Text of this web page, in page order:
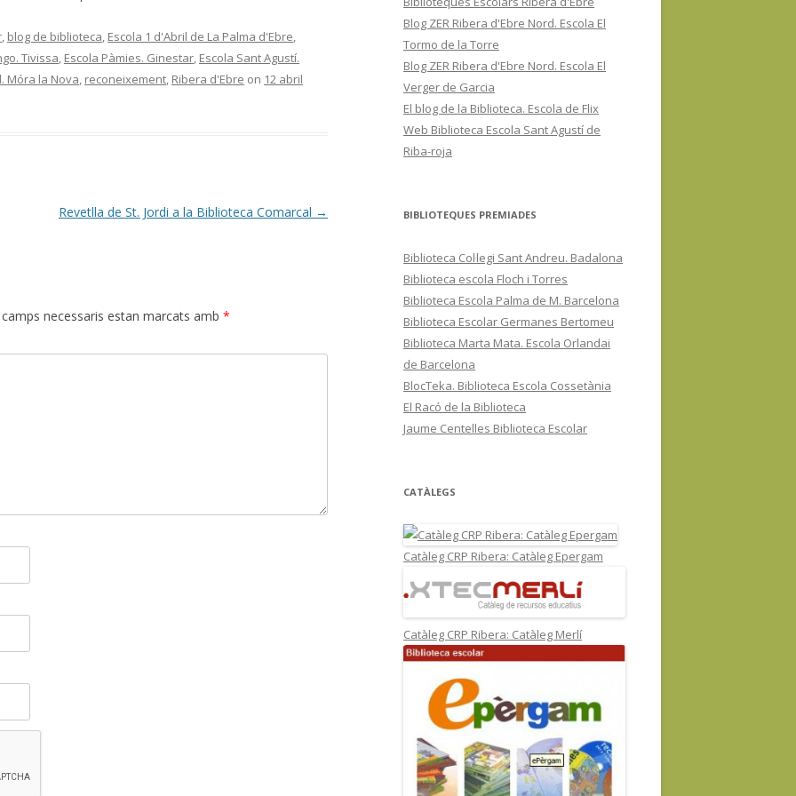
blog de biblioteca Escola 1 d'Abril de La Palma d'Ebre
Tivissa Escola Pàmies. Ginestar Escola Sant Agustí.
Móra la Nova reconeixement Ribera d'Ebre on 12 abril
Revetlla de St. Jordi a la Biblioteca Comarcal →
camps necessaris estan marcats amb *
Blog ZER Ribera d'Ebre Nord. Escola El
Tormo de la Torre
Blog ZER Ribera d'Ebre Nord. Escola El
Verger de Garcia
El blog de la Biblioteca. Escola de Flix
Web Biblioteca Escola Sant Agustí de
Riba-roja
BIBLIOTEQUES PREMIADES
Biblioteca Col·legi Sant Andreu. Badalona
Biblioteca escola Floch i Torres
Biblioteca Escola Palma de M. Barcelona
Biblioteca Escolar Germanes Bertomeu
Biblioteca Marta Mata. Escola Orlandai
de Barcelona
BlocTeka. Biblioteca Escola Cossetània
El Racó de la Biblioteca
Jaume Centelles Biblioteca Escolar
CATÀLEGS
Catàleg CRP Ribera: Catàleg Epergam
Catàleg CRP Ribera: Catàleg Merlí